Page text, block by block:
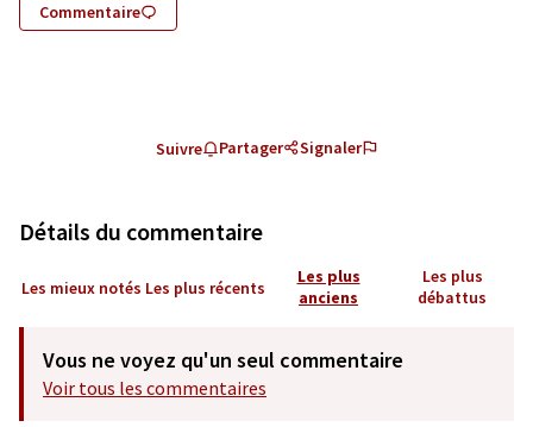
Commentaire
Suivre Partager Signaler
Détails du commentaire
Les mieux notés Les plus récents
Les plus
anciens
Les plus
débattus
Vous ne voyez qu'un seul commentaire
Voir tous les commentaires